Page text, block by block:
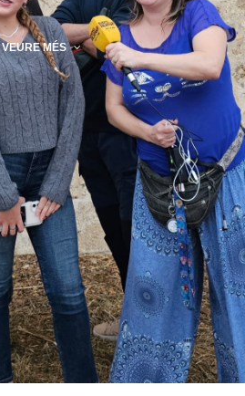
VEURE MÉS